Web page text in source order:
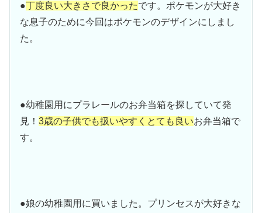
●丁度良い大きさで良かったです。ポケモンが大好き
な息子のために今回はポケモンのデザインにしまし
た。
●幼稚園用にプラレールのお弁当箱を探していて発
見！ 3歳の子供でも扱いやすくとても良いお弁当箱で
す。
●娘の幼稚園用に買いました。プリンセスが大好きな